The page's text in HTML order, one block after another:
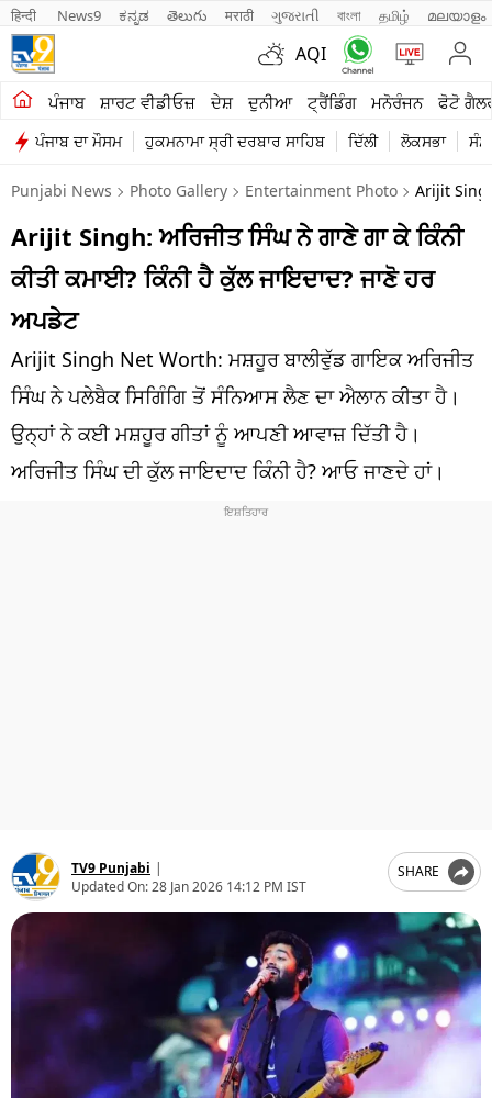
हिन्दी News9 ಕನ್ನಡ తెలుగు मराठी ગુજરાતી বাংলা தமிழ் മലയാളം
AQI
ਪੰਜਾਬ ਸ਼ਾਰਟ ਵੀਡੀਓਜ਼ ਦੇਸ਼ ਦੁਨੀਆ ਟ੍ਰੈਂਡਿੰਗ ਮਨੋਰੰਜਨ ਫੋਟੋ
ਪੰਜਾਬ ਦਾ ਮੌਸਮ ਹੁਕਮਨਾਮਾ ਸ੍ਰੀ ਦਰਬਾਰ ਸਾਹਿਬ ਦਿੱਲੀ ਲੋਕਸਭਾ
ਖੇਤੀਬਾੜੀ
ਸ਼ਾਰਟ ਵੀਡੀਓਜ਼
ਕਾਰੋਬਾਰ
ਕਰਿਅਰ
ਦੇਸ਼
ਲਾਈਫ ਸਟਾਈਲ
ਪੰਜਾਬ
Punjabi News Photo Gallery Entertainment Photo Arijit
Arijit Singh: ਅਰਿਜੀਤ ਸਿੰਘ ਨੇ ਗਾਣੇ ਗਾ ਕੇ ਕਿੰਨੀ
ਕੀਤੀ ਕਮਾਈ? ਕਿੰਨੀ ਹੈ ਕੁੱਲ ਜਾਇਦਾਦ? ਜਾਣੋ ਹਰ
ਅਪਡੇਟ
Arijit Singh Net Worth: ਮਸ਼ਹੂਰ ਬਾਲੀਵੁੱਡ ਗਾਇਕ ਅਰਿਜੀਤ
ਸਿੰਘ ਨੇ ਪਲੇਬੈਕ ਸਿਗਿੰਗਿ ਤੋਂ ਸੰਨਿਆਸ ਲੈਣ ਦਾ ਐਲਾਨ ਕੀਤਾ ਹੈ।
ਉਨ੍ਹਾਂ ਨੇ ਕਈ ਮਸ਼ਹੂਰ ਗੀਤਾਂ ਨੂੰ ਆਪਣੀ ਆਵਾਜ਼ ਦਿੱਤੀ ਹੈ।
ਅਰਿਜੀਤ ਸਿੰਘ ਦੀ ਕੁੱਲ ਜਾਇਦਾਦ ਕਿੰਨੀ ਹੈ? ਆਓ ਜਾਣਦੇ ਹਾਂ।
TV9 Punjabi |
Updated On:28 Jan 2026 14:12 PM IST
SHARE